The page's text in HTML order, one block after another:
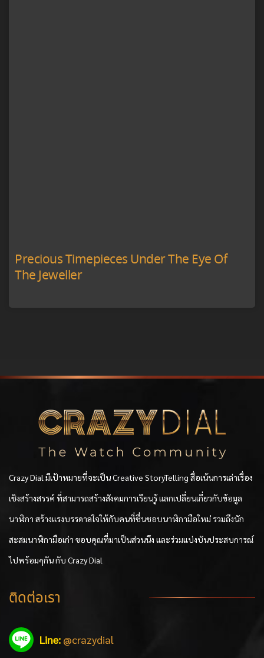
Precious Timepieces Under The Eye Of
The Jeweller
Crazy Dial มีเป้าหมายที่จะเป็น Creative StoryTelling สื่อเน้นการเล่าเรื่อง
เชิงสร้างสรรค์ ที่สามารถสร้างสังคมการเรียนรู้ แลกเปลี่ยนเกี่ยวกับข้อมูล
นาฬิกา สร้างแรงบรรดาลใจให้กับคนที่ชื่นชอบนาฬิกามือใหม่ รวมถึงนัก
สะสมนาฬิกามือเก่า ขอบคุณที่มาเป็นส่วนนึง และร่วมแบ่งบันประสบการณ์
ไปพร้อมๆกัน กับ Crazy Dial
ติดต่อเรา
Line: @crazydial